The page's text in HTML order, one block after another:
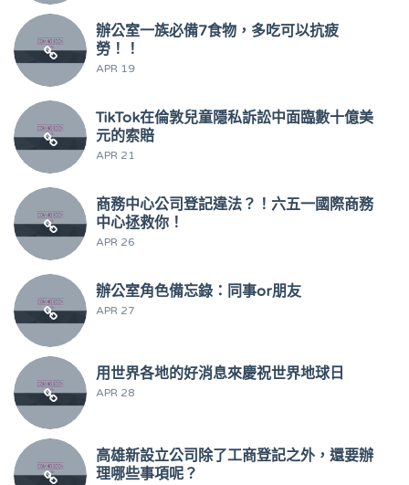
辦公室一族必備7食物，多吃可以抗疲
勞！！
APR 19
TikTok在倫敦兒童隱私訴訟中面臨數十億美
元的索賠
APR 21
商務中心公司登記違法？！六五一國際商務
中心拯救你！
APR 26
辦公室角色備忘錄：同事or朋友
APR 27
用世界各地的好消息來慶祝世界地球日
APR 28
高雄新設立公司除了工商登記之外，還要辦
理哪些事項呢？